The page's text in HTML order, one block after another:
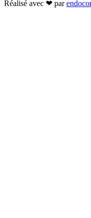
Réalisé avec ❤ par